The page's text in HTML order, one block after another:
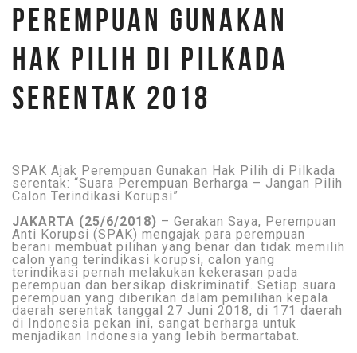
PEREMPUAN GUNAKAN
HAK PILIH DI PILKADA
SERENTAK 2018
SPAK Ajak Perempuan Gunakan Hak Pilih di Pilkada
serentak: “Suara Perempuan Berharga – Jangan Pilih
Calon Terindikasi Korupsi”
JAKARTA (25/6/2018) – Gerakan Saya, Perempuan
Anti Korupsi (SPAK) mengajak para perempuan
berani membuat pilihan yang benar dan tidak memilih
calon yang terindikasi korupsi, calon yang
terindikasi pernah melakukan kekerasan pada
perempuan dan bersikap diskriminatif. Setiap suara
perempuan yang diberikan dalam pemilihan kepala
daerah serentak tanggal 27 Juni 2018, di 171 daerah
di Indonesia pekan ini, sangat berharga untuk
menjadikan Indonesia yang lebih bermartabat.